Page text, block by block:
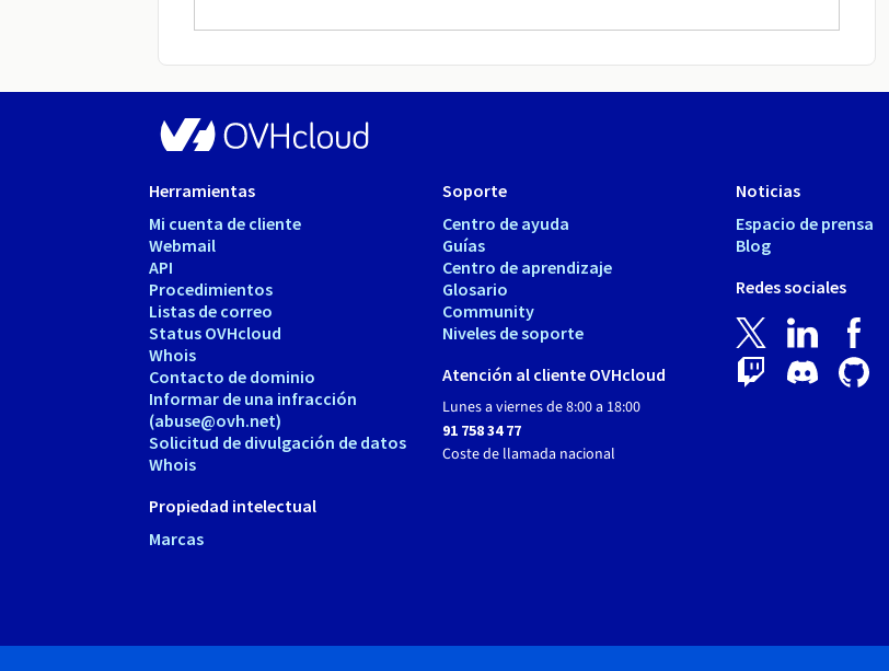
Herramientas
Mi cuenta de cliente
Webmail
API
Procedimientos
Listas de correo
Status OVHcloud
Whois
Contacto de dominio
Informar de una infracción
(abuse@ovh.net)
Solicitud de divulgación de datos
Whois
Propiedad intelectual
Marcas
Soporte
Centro de ayuda
Guías
Centro de aprendizaje
Glosario
Community
Niveles de soporte
Atención al cliente OVHcloud
Lunes a viernes de 8:00 a 18:00
91 758 34 77
Coste de llamada nacional
Noticias
Espacio de prensa
Blog
Redes sociales